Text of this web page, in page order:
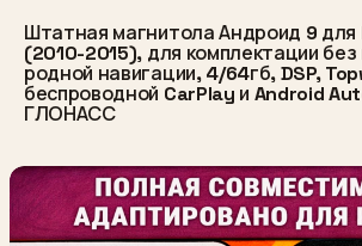
Штатная магнитола Андроид 9 для
(2010-2015), для комплектации
родной навигации, 4/64гб, DSP,
беспроводной CarPlay и Android
ГЛОНАСС